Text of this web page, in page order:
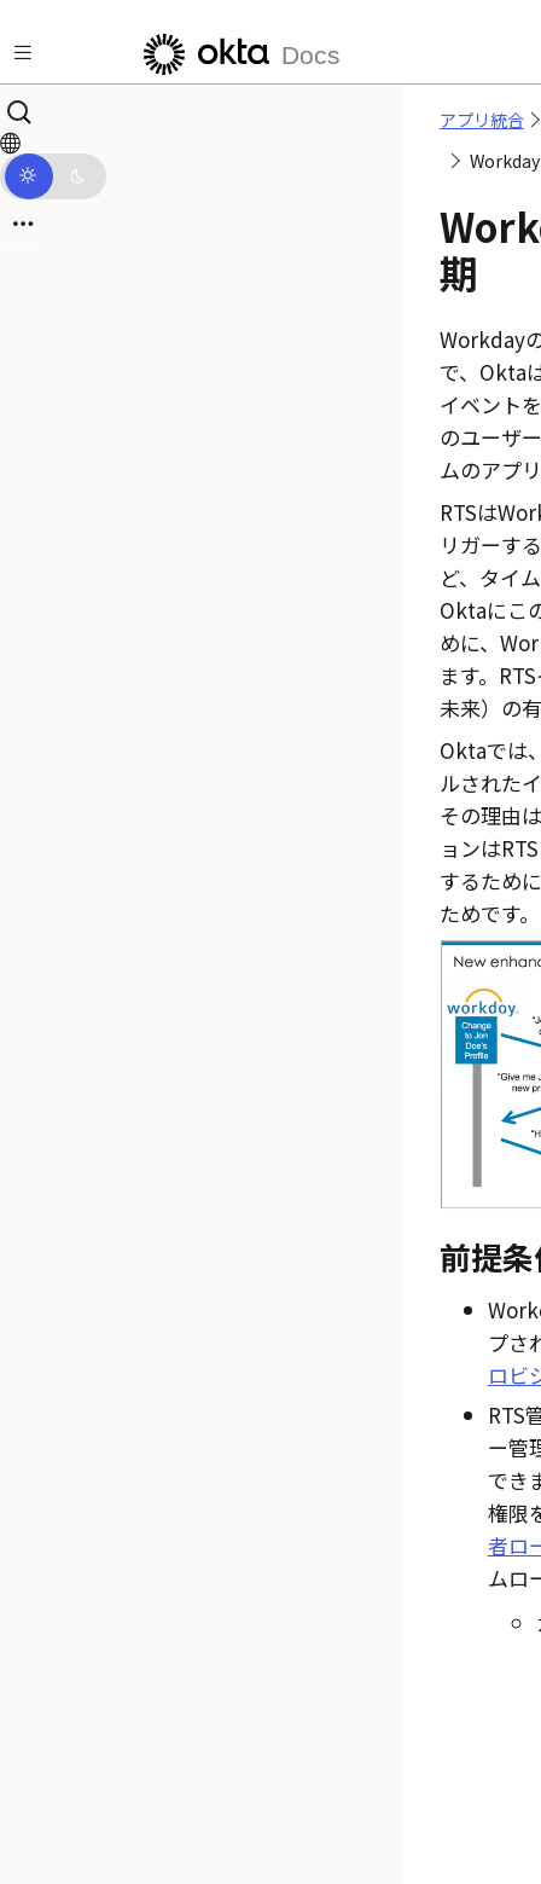
Docs
アプリ統合
期
Workday
で、 Okta
イベント
のユーザ
ムのアプ
RTSは
リガーす
ど、タイ
Oktaにこ
めに、
ます。
未来）の
Oktaでは
ルされた
その理由
ョンは
するため
ためです。
前提
プさ
ロビ
RTS
ー管
でき
権限
者ロ
ムロ